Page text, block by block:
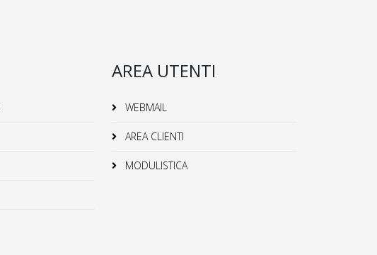
AREA UTENTI
WEBMAIL
AREA CLIENTI
MODULISTICA